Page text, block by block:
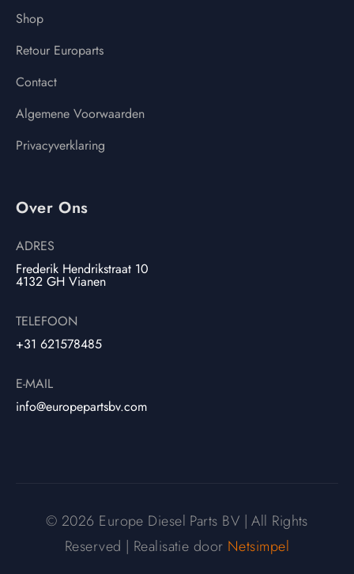
Shop
Retour Europarts
Contact
Algemene Voorwaarden
Privacyverklaring
Over Ons
ADRES
Frederik Hendrikstraat 10
4132 GH Vianen
TELEFOON
+31 621578485
E-MAIL
info@europepartsbv.com
© 2026 Europe Diesel Parts BV | All Rights
Reserved | Realisatie door Netsimpel